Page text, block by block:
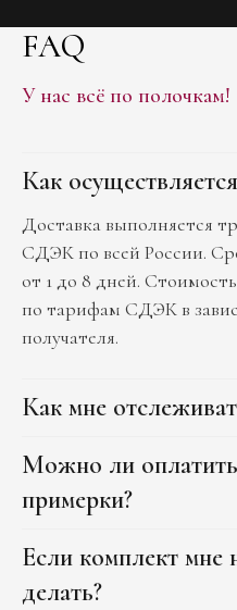
FAQ
У нас всё по полочкам!
Как
Доставка выполняется
СДЭК по всей России.
от 1 до 8 дней.
по тарифам СДЭК в
получателя.
Как мне
Можно ли оплатить
примерки?
Если комплект мне
делать?